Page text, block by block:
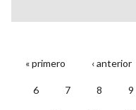
PÁGINAS
« primero ‹ anterior
6 7 8 9